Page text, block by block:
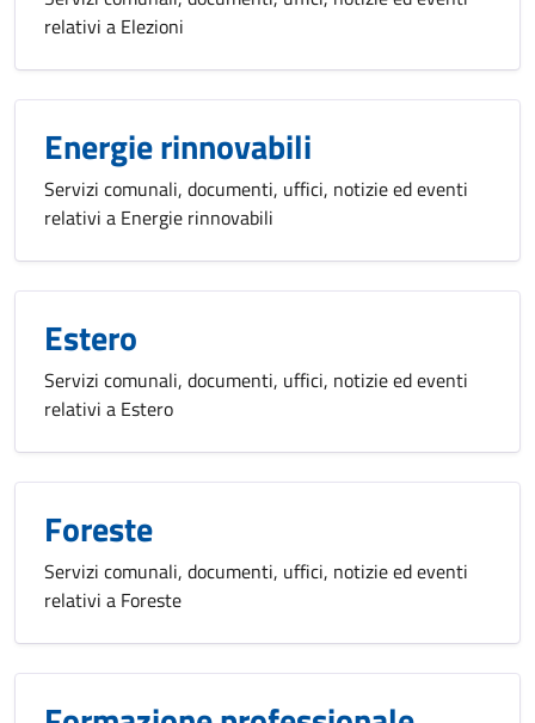
relativi a Elezioni
Energie rinnovabili
Servizi comunali, documenti, uffici, notizie ed eventi
relativi a Energie rinnovabili
Estero
Servizi comunali, documenti, uffici, notizie ed eventi
relativi a Estero
Foreste
Servizi comunali, documenti, uffici, notizie ed eventi
relativi a Foreste